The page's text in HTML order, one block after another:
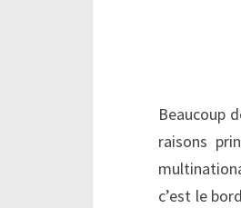
Beaucoup
raisons
c’est le